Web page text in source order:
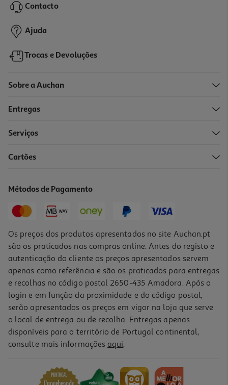
Price reduced from
3,59 €to
1,79 €
-50%
Price reduced from
3,59 €to
Promoção
-43%
Bifidus Danone Activia Líquido Aveia Linhaça 4x155g
Price reduced from
Contacto
Ajuda
Trocas e Devoluções
Sobre a Auchan
Entregas
Serviços
Cartões
Métodos de Pagamento
Os preços dos produtos apresentados no site Auchan.pt
são os praticados nas compras online. Antes do registo e
autenticação do cliente os preços apresentados servem
apenas como referência e são os praticados para entregas
e recolhas no código postal 2650-435 Amadora. Após o
login e em função da proximidade e do código postal,
serão apresentados os preços em vigor na loja que serve
o local de entrega ou de recolha. Entregas apenas
disponíveis para o território de Portugal continental,
consulte mais informações aqui.